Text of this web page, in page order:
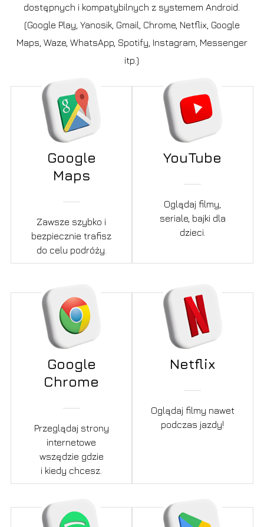
dostępnych i kompatybilnych z systemem Android.
(Google Play, Yanosik, Gmail, Chrome, Netflix, Google
Maps, Waze, WhatsApp, Spotify, Instagram, Messenger
itp.)
Google
Maps
Zawsze szybko i
bezpiecznie trafisz
do celu podróży.
YouTube
Oglądaj filmy,
seriale, bajki dla
dzieci.
Google
Chrome
Przeglądaj strony
internetowe
wszędzie gdzie
i kiedy chcesz.
Netflix
Oglądaj filmy nawet
podczas jazdy!